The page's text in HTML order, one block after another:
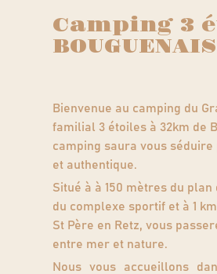
Camping 3
Bienvenue au camping du
familial 3 étoiles à 32km de
camping saura vous
et authentique.
Situé à à 150 mètres du plan
du complexe sportif et à 1
St Père en Retz, vous
entre mer et nature.
Nous vous accueillons